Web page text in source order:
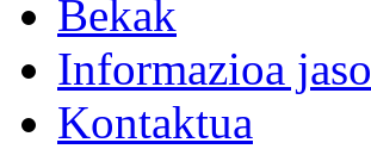
Bekak
Informazioa jaso
Kontaktua